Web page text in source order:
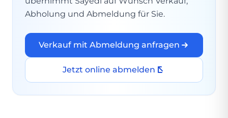
Abholung und Abmeldung für Sie.
Verkauf mit Abmeldung anfragen
Jetzt online abmelden